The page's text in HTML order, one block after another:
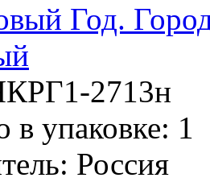
Год.
2713н
в упаковке: 1
Россия